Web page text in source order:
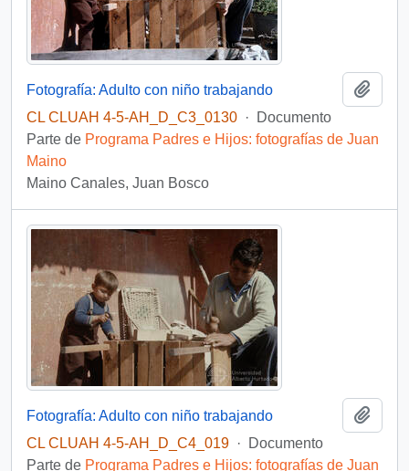
Fotografía: Adulto con niño trabajando
CL CLUAH 4-5-AH_D_C3_0130 ·
Documento
Parte de Programa Padres e Hijos: fotografías de Juan
Maino
Maino Canales, Juan Bosco
Fotografía: Adulto con niño trabajando
CL CLUAH 4-5-AH_D_C4_019 ·
Documento
Parte de Programa Padres e Hijos: fotografías de Juan